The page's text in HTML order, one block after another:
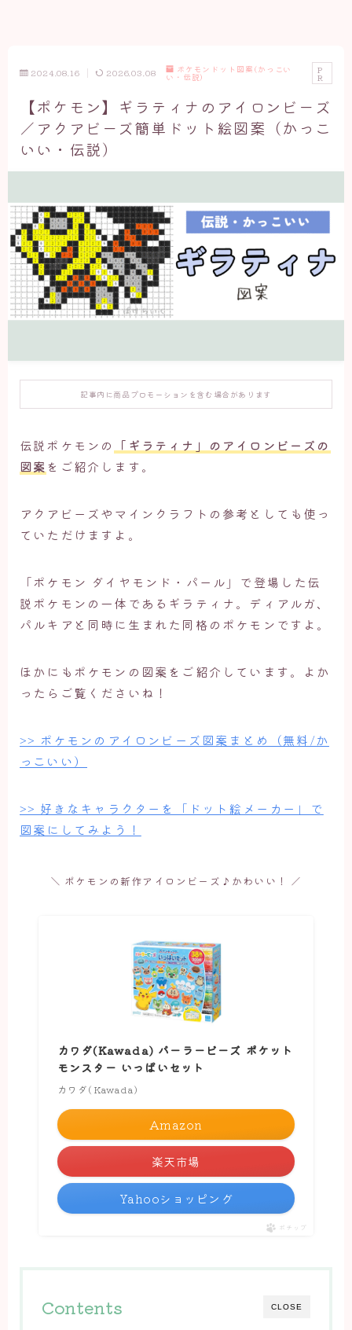
2024.08.16 2026.03.08 ポケモンドット図案(かっこい
い・伝説)
P
R
【ポケモン】ギラティナのアイロンビーズ
／アクアビーズ簡単ドット絵図案（かっこ
いい・伝説）
記事内に商品プロモーションを含む場合があります
伝説ポケモンの
「ギラティナ」のアイロンビーズの
図案 をご紹介します。
アクアビーズやマインクラフトの参考としても使っ
ていただけますよ。
「ポケモン ダイヤモンド・パール」で登場した伝
説ポケモンの一体であるギラティナ。ディアルガ、
パルキアと同時に生まれた同格のポケモンですよ。
ほかにもポケモンの図案をご紹介しています。よか
ったらご覧くださいね！
>> ポケモンのアイロンビーズ図案まとめ（無料/か
っこいい）
>> 好きなキャラクターを「ドット絵メーカー」で
図案にしてみよう！
＼ ポケモンの新作アイロンビーズ♪かわいい！ ／
カワダ(Kawada) パーラービーズ ポケット
モンスター いっぱいセット
カワダ(Kawada)
Amazon
楽天市場
Yahooショッピング
ポチップ
CLOSE
Contents